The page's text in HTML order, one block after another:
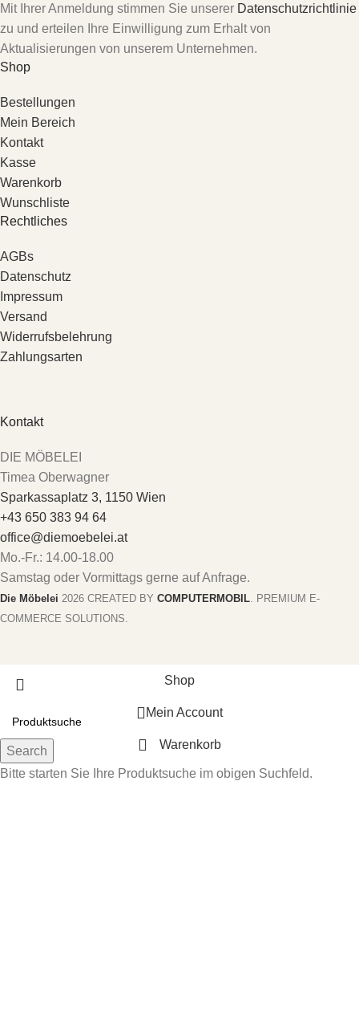
Mit Ihrer Anmeldung stimmen Sie unserer Datenschutzrichtlinie
zu und erteilen Ihre Einwilligung zum Erhalt von
Aktualisierungen von unserem Unternehmen.
Shop
Bestellungen
Mein Bereich
Kontakt
Kasse
Warenkorb
Wunschliste
Rechtliches
AGBs
Datenschutz
Impressum
Versand
Widerrufsbelehrung
Zahlungsarten
Kontakt
DIE MÖBELEI
Timea Oberwagner
Sparkassaplatz 3, 1150 Wien
+43 650 383 94 64
office@diemoebelei.at
Mo.-Fr.: 14.00-18.00
Samstag oder Vormittags gerne auf Anfrage.
Die Möbelei 2026 CREATED BY COMPUTERMOBIL . PREMIUM E-
COMMERCE SOLUTIONS.
Search
Bitte starten Sie Ihre Produktsuche im obigen Suchfeld.
Shop
Mein Account
Warenkorb